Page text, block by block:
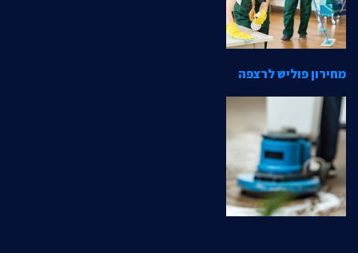
מחירון פוליש לרצפה